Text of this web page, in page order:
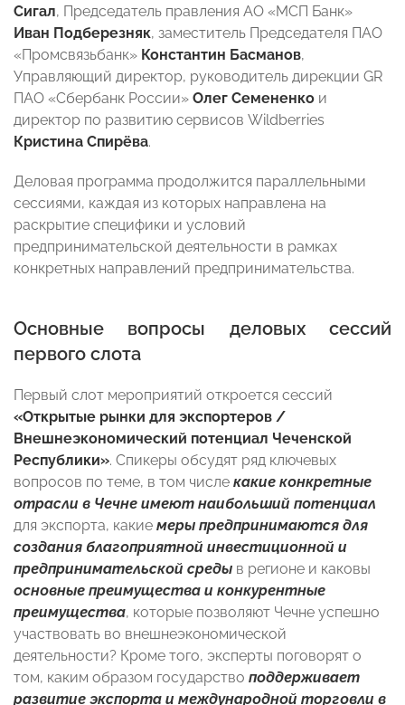
Сигал, Председатель правления АО «МСП Банк»
Иван Подберезняк, заместитель Председателя ПАО
«Промсвязьбанк» Константин Басманов,
Управляющий директор, руководитель дирекции GR
ПАО «Сбербанк России» Олег Семененко и
директор по развитию сервисов Wildberries
Кристина Спирёва.
Деловая программа продолжится параллельными
сессиями, каждая из которых направлена на
раскрытие специфики и условий
предпринимательской деятельности в рамках
конкретных направлений предпринимательства.
Основные вопросы деловых сессий
первого слота
Первый слот мероприятий откроется сессий
«Открытые рынки для экспортеров /
Внешнеэкономический потенциал Чеченской
Республики». Спикеры обсудят ряд ключевых
вопросов по теме, в том числе какие конкретные
отрасли в Чечне имеют наибольший потенциал
для экспорта, какие меры предпринимаются для
создания благоприятной инвестиционной и
предпринимательской среды в регионе и каковы
основные преимущества и конкурентные
преимущества, которые позволяют Чечне успешно
участвовать во внешнеэкономической
деятельности? Кроме того, эксперты поговорят о
том, каким образом государство поддерживает
развитие экспорта и международной торговли в